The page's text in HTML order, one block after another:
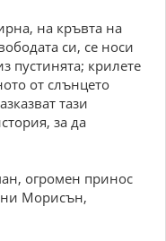
на кръвта на
си, се носи
пустинята; крилете
от слънцето
тази
за да
огромен принос
Морисън,